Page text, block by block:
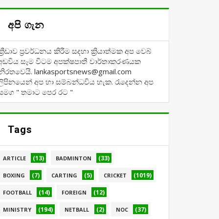
අපි ගැන
ප්‍රවර්ධනය කිරීම සදහා ක්‍රියාත්මක අප වෙබ්
සෑම විටම අපක්ෂපාතී වාර්තාකරණයක
lankasportsnews@gmail.com
අප හා සම්බන්ධවිය හැක. රැදෙන්න අප
" තමාට පෙර රට "
Tags
ARTICLE (13) BADMINTON (33)
BOXING (7) CARTING (5) CRICKET (1019)
FOOTBALL (14) FOREIGN (12)
MINISTRY (194) NETBALL (2) NOC (37)